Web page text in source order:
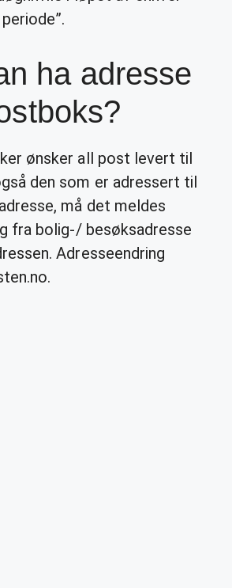
ha adresse
ønsker all post levert til
den som er adressert til
må det meldes
fra bolig-/ besøksadresse
Adresseendring